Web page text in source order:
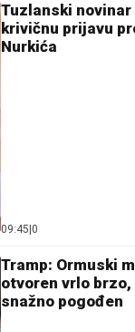
Tuzlanski novinar
krivičnu prijavu
Nurkića
09:45 0
Tramp: Ormuski
otvoren vrlo
snažno pogođen